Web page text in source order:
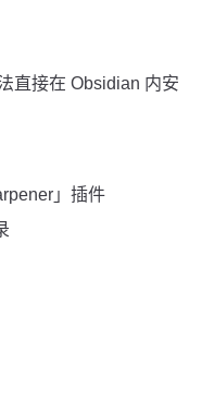
直接在 Obsidian 内安
」插件